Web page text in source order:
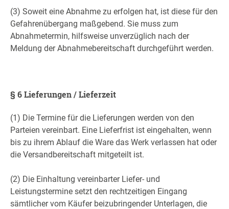
(3) Soweit eine Abnahme zu erfolgen hat, ist diese für den
Gefahrenübergang maßgebend. Sie muss zum
Abnahmetermin, hilfsweise unverzüglich nach der
Meldung der Abnahmebereitschaft durchgeführt werden.
§ 6 Lieferungen / Lieferzeit
(1) Die Termine für die Lieferungen werden von den
Parteien vereinbart. Eine Lieferfrist ist eingehalten, wenn
bis zu ihrem Ablauf die Ware das Werk verlassen hat oder
die Versandbereitschaft mitgeteilt ist.
(2) Die Einhaltung vereinbarter Liefer- und
Leistungstermine setzt den rechtzeitigen Eingang
sämtlicher vom Käufer beizubringender Unterlagen, die